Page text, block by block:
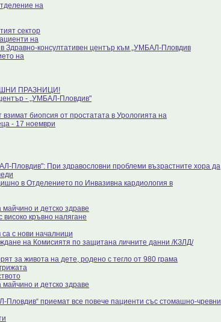
на
сектор
на
Здравно-консултативен център към „УМБАЛ-Пловдив
на
ПРАЗНИЦИ!
- „УМБАЛ-Пловдив"
биопсия от простатата в Урологията на
- 17 ноември
Пловдив": При здравословни проблеми възрастните хора да
в Отделението по Инвазивна кардиология в
и детско здраве
кръвно налягане
с нови началници
на Комисиятя по защитана личните данни /КЗЛД/
за живота на дете, родено с тегло от 980 грама
и детско здраве
Пловдив“ приемат все повече пациенти със стомашно-чревни